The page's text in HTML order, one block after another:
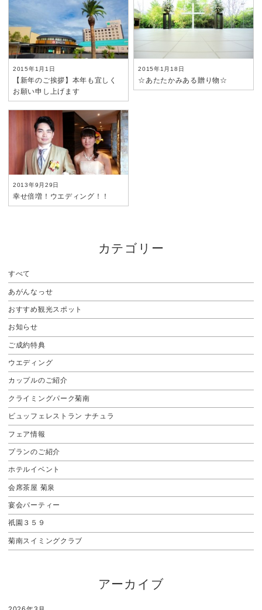
2015年1月1日
【新年のご挨拶】本年も宜しく
お願い申し上げます
2015年1月18日
☆あたたかみある贈り物☆
2013年9月29日
幸せ倍増！ウエディング！！
カテゴリー
すべて
あがんなっせ
おすすめ観光スポット
お知らせ
ご成約特典
ウエディング
カップルのご紹介
クライミングパーク菊南
ビュッフェレストラン ナチュラ
フェア情報
プランのご紹介
ホテルイベント
会席茶屋 菊泉
宴会パーティー
祇園３５９
菊南スイミングクラブ
アーカイブ